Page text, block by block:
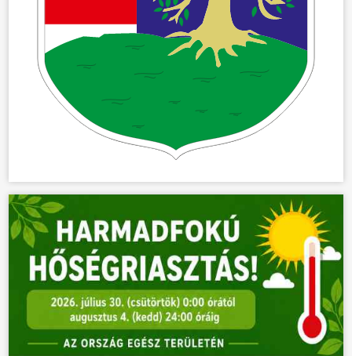
ÖNKORMÁNYZAT
ÜGYINTÉZÉS
HÍREK
VÁLASZTÁSOK